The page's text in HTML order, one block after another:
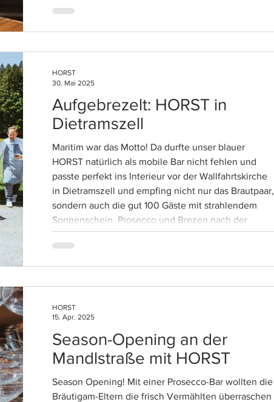
Aufgebrezelt: HORST in
Dietramszell
Maritim war das Motto! Da durfte unser blauer
HORST natürlich als mobile Bar nicht fehlen und
passte perfekt ins Interieur vor der Wallfahrtskirche
in Dietramszell und empfing nicht nur das Brautpaar,
sondern auch die gut 100 Gäste mit strahlendem
Sonnenschein, Prosecco und Brezen nach der
Trauung.
HORST
30. Mai 2025
Season-Opening an der
Mandlstraße mit HORST
Season Opening! Mit einer Prosecco-Bar wollten die
Bräutigam-Eltern die frisch Vermählten überraschen
HORST
15. Apr. 2025